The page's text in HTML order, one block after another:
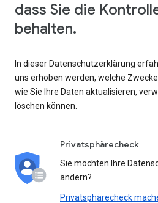
dass Sie die
behalten.
In dieser Datenschutzerklärung
uns erhoben werden, welche
wie Sie Ihre Daten aktualisieren,
löschen können.
Privatsphärecheck
Sie möchten Ihre
ändern?
Privatsphärecheck